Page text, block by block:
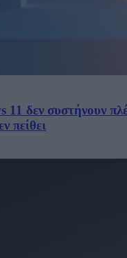
11 δεν συστήνουν
πείθει